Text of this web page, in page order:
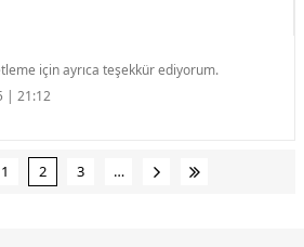
için ayrıca teşekkür ediyorum.
| 21:12
1 2 3 …